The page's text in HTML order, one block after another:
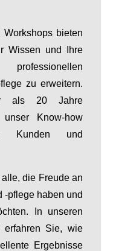
bieten
Wissen und Ihre
zu erweitern.
als 20 Jahre
Know-how
Kunden und
die Freude an
-pflege haben und
In unseren
erfahren Sie, wie
Ergebnisse